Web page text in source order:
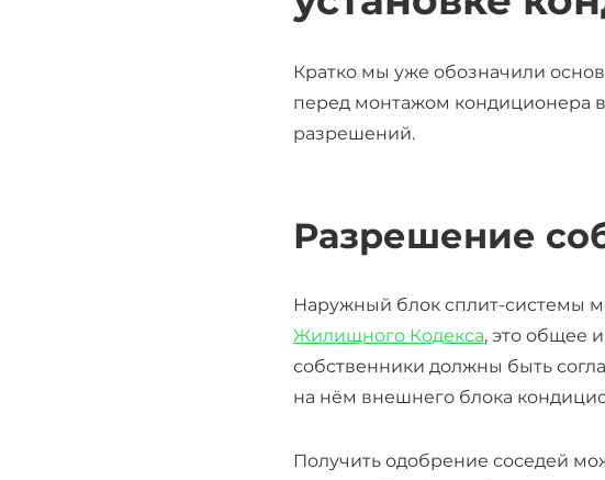
Кратко мы уже обозначили
перед монтажом кондиционера
разрешений.
Разрешение
Наружный блок сплит-системы
Жилищного Кодекса, это общее
собственники должны быть
на нём внешнего блока
Получить одобрение соседей